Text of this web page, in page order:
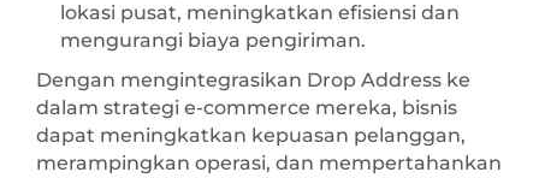
lokasi pusat, meningkatkan efisiensi dan
mengurangi biaya pengiriman.
Dengan mengintegrasikan Drop Address ke
dalam strategi e-commerce mereka, bisnis
dapat meningkatkan kepuasan pelanggan,
merampingkan operasi, dan mempertahankan